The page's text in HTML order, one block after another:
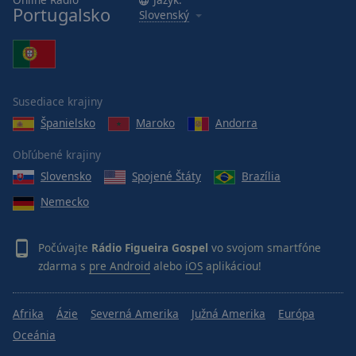
Portugalsko
Slovenský
Susediace krajiny
Španielsko
Maroko Andorra
Obľúbené krajiny
Slovensko
Spojené Štáty
Brazília
Nemecko
Počúvajte Rádio Figueira Gospel vo svojom smartfóne
zdarma s pre Android alebo iOS aplikáciou!
Afrika Ázie Severná Amerika Južná Amerika
Európa
Oceánia